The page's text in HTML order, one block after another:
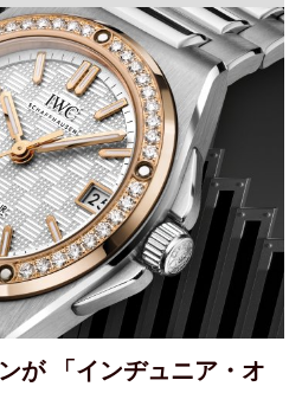
が 「インヂュニア・オ